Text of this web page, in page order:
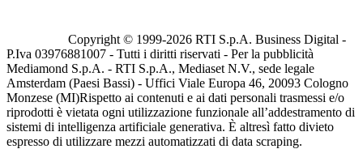
Copyright © 1999-2026 RTI S.p.A. Business Digital -
P.Iva 03976881007 - Tutti i diritti riservati - Per la pubblicità
Mediamond S.p.A. - RTI S.p.A., Mediaset N.V., sede legale
Amsterdam (Paesi Bassi) - Uffici Viale Europa 46, 20093 Cologno
Monzese (MI)Rispetto ai contenuti e ai dati personali trasmessi e/o
riprodotti è vietata ogni utilizzazione funzionale all’addestramento di
sistemi di intelligenza artificiale generativa. È altresì fatto divieto
espresso di utilizzare mezzi automatizzati di data scraping.